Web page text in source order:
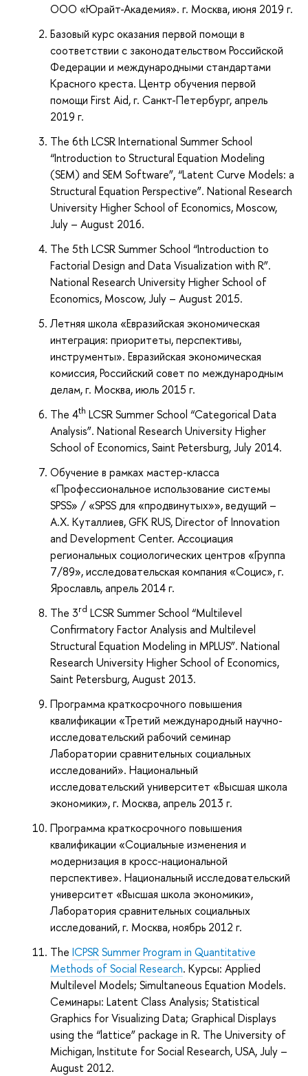
ООО «Юрайт-Академия». г. Москва, июня 2019 г.
Базовый курс оказания первой помощи в
соответствии с законодательством Российской
Федерации и международными стандартами
Красного креста. Центр обучения первой
помощи First Aid, г. Санкт-Петербург, апрель
2019 г.
The 6th LCSR International Summer School
“Introduction to Structural Equation Modeling
(SEM) and SEM Software”, “Latent Curve Models: a
Structural Equation Perspective”. National Research
University Higher School of Economics, Moscow,
July – August 2016.
The 5th LCSR Summer School “Introduction to
Factorial Design and Data Visualization with R”.
National Research University Higher School of
Economics, Moscow, July – August 2015.
Летняя школа «Евразийская экономическая
интеграция: приоритеты, перспективы,
инструменты». Евразийская экономическая
комиссия, Российский совет по международным
делам, г. Москва, июль 2015 г.
The 4th LCSR Summer School “Categorical Data
Analysis”. National Research University Higher
School of Economics, Saint Petersburg, July 2014.
Обучение в рамках мастер-класса
«Профессиональное использование системы
SPSS» / «SPSS для «продвинутых»», ведущий –
А.Х. Куталлиев, GFK RUS, Director of Innovation
and Development Center. Ассоциация
региональных социологических центров «Группа
7/89», исследовательская компания «Социс», г.
Ярославль, апрель 2014 г.
The 3rd LCSR Summer School “Multilevel
Confirmatory Factor Analysis and Multilevel
Structural Equation Modeling in MPLUS”. National
Research University Higher School of Economics,
Saint Petersburg, August 2013.
Программа краткосрочного повышения
квалификации «Третий международный научно-
исследовательский рабочий семинар
Лаборатории сравнительных социальных
исследований». Национальный
исследовательский университет «Высшая школа
экономики», г. Москва, апрель 2013 г.
Программа краткосрочного повышения
квалификации «Социальные изменения и
модернизация в кросс-национальной
перспективе». Национальный исследовательский
университет «Высшая школа экономики»,
Лаборатория сравнительных социальных
исследований, г. Москва, ноябрь 2012 г.
The ICPSRSummer Program in Quantitative
Methods of Social Research. Курсы: Applied
Multilevel Models; Simultaneous Equation Models.
Семинары: Latent Class Analysis; Statistical
Graphics for Visualizing Data; Graphical Displays
using the “lattice” package in R. The University of
Michigan, Institute for Social Research, USA, July –
August 2012.